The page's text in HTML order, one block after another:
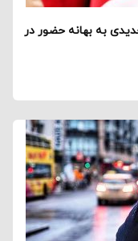
به بهانه حضور در